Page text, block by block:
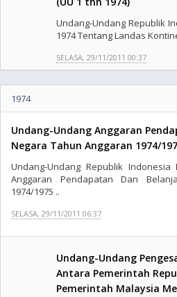
Undang-Undang Republik
1974 Tentang Landas
SELASA, 29/11/2011 00:37
1974
Undang-Undang Anggaran
Negara Tahun Anggaran 1974/
Undang-Undang Republik
Anggaran Pendapatan Dan
1974/1975 ..
SELASA, 29/11/2011 06:37
Undang-Undang
Antara Pemerintah
Pemerintah Malaysia